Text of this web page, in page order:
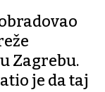
Zagrebu.
je da taj